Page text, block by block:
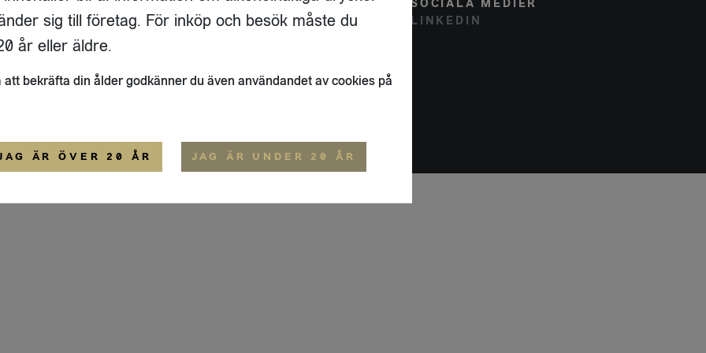
17 A
STOCKHOLM
FLAIVY
OM OSS
SOCIALA MEDIER
LINKEDIN
ALLMÄNNA VILLKOR
sig till företag. För inköp och besök måste du
år eller äldre.
att bekräfta din ålder godkänner du även användandet av cookies på
ÄR ÖVER 20 ÅR JAG ÄR UNDER 20 ÅR